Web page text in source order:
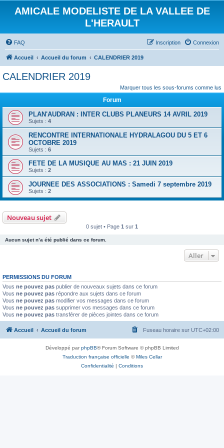
AMICALE MODELISTE DE LA VALLEE DE
L'HERAULT
FAQ Connexion
Inscription
Accueil Accueil du forum CALENDRIER 2019
CALENDRIER 2019
Marquer tous les sous-forums comme lus
Forum
PLAN'AUDRAN : INTER CLUBS PLANEURS 14 AVRIL 2019
Sujets : 4
RENCONTRE INTERNATIONALE HYDRALAGOU DU 5 ET 6
OCTOBRE 2019
Sujets : 6
FETE DE LA MUSIQUE AU MAS : 21 JUIN 2019
Sujets : 2
JOURNEE DES ASSOCIATIONS : Samedi 7 septembre 2019
Sujets : 2
Nouveau sujet
0 sujet • Page 1 sur 1
Aucun sujet n’a été publié dans ce forum.
Aller
PERMISSIONS DU FORUM
Vous ne pouvez pas publier de nouveaux sujets dans ce forum
Vous ne pouvez pas répondre aux sujets dans ce forum
Vous ne pouvez pas modifier vos messages dans ce forum
Vous ne pouvez pas supprimer vos messages dans ce forum
Vous ne pouvez pas transférer de pièces jointes dans ce forum
Accueil Accueil du forum Fuseau horaire sur UTC+02:00
Développé parphpBB® Forum Software © phpBB Limited
Traduction française officielle ©Miles Cellar
Confidentialité | Conditions